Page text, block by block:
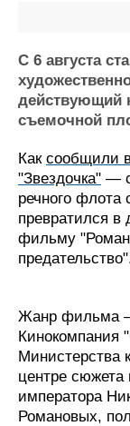
Судостроение
Пульс
Новости
Репутация
Работа
Крюинг
Журнал
Реклама
Выставки и
Личности
Словарь
С 6 августа
действующий
съемочной
Как сообщили
"Звездочка" — с
речного флота
превратился в
фильму
Жанр фильма –
Кинокомпания
Министерства
центре сюжета
императора
Романовых,